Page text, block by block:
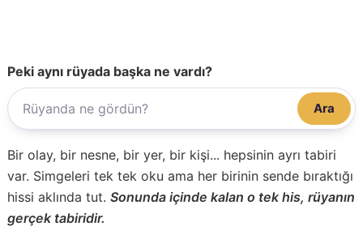
Peki aynı rüyada başka ne vardı?
Ara
Bir olay, bir nesne, bir yer, bir kişi... hepsinin ayrı tabiri
var. Simgeleri tek tek oku ama her birinin sende bıraktığı
hissi aklında tut. Sonunda içinde kalan o tek his, rüyanın
gerçek tabiridir.